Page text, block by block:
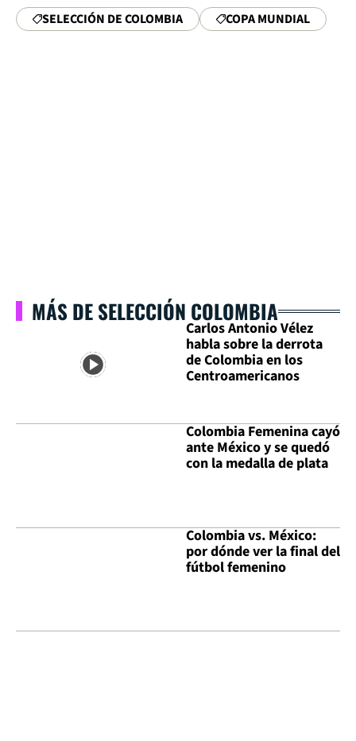
SELECCIÓN DE COLOMBIA COPA MUNDIAL
MÁS DE SELECCIÓN COLOMBIA
Carlos Antonio Vélez
habla sobre la derrota
de Colombia en los
Centroamericanos
Colombia Femenina cayó
ante México y se quedó
con la medalla de plata
Colombia vs. México:
por dónde ver la final del
fútbol femenino